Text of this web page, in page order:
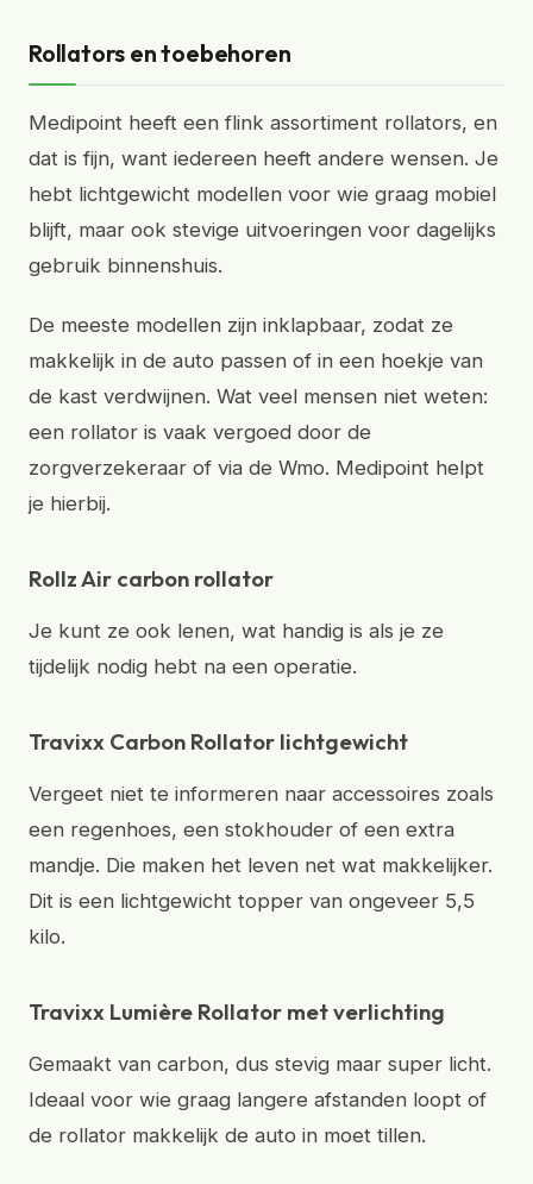
Rollators en toebehoren
Medipoint heeft een flink assortiment rollators, en
dat is fijn, want iedereen heeft andere wensen. Je
hebt lichtgewicht modellen voor wie graag mobiel
blijft, maar ook stevige uitvoeringen voor dagelijks
gebruik binnenshuis.
De meeste modellen zijn inklapbaar, zodat ze
makkelijk in de auto passen of in een hoekje van
de kast verdwijnen. Wat veel mensen niet weten:
een rollator is vaak vergoed door de
zorgverzekeraar of via de Wmo. Medipoint helpt
je hierbij.
Rollz Air carbon rollator
Je kunt ze ook lenen, wat handig is als je ze
tijdelijk nodig hebt na een operatie.
Travixx Carbon Rollator lichtgewicht
Vergeet niet te informeren naar accessoires zoals
een regenhoes, een stokhouder of een extra
mandje. Die maken het leven net wat makkelijker.
Dit is een lichtgewicht topper van ongeveer 5,5
kilo.
Travixx Lumière Rollator met verlichting
Gemaakt van carbon, dus stevig maar super licht.
Ideaal voor wie graag langere afstanden loopt of
de rollator makkelijk de auto in moet tillen.